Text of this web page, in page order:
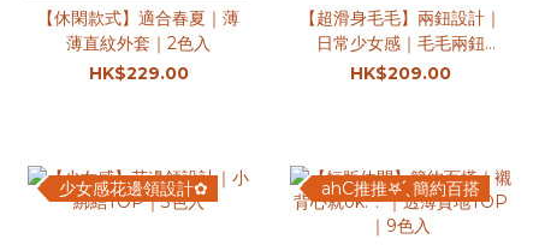
【休閑款式】適合春夏｜薄
薄直紋外套｜2色入
HK$229.00
【超滑身毛毛】兩鈕設計｜
日常少女感｜毛毛兩鈕
TOP｜6色入
HK$209.00
少女感花邊領設計✿ ahC推推𖤐 ̖́ 簡約百搭